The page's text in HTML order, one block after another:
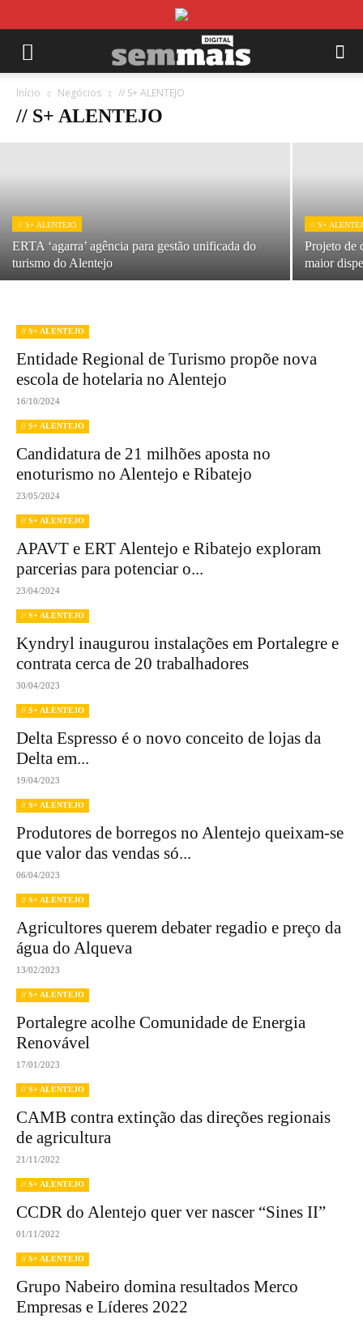
Início Negócios // S+ ALENTEJO
// S+ ALENTEJO
Comissão vitivinícola prevê mais produção
de vinho e alta qualidade no Alentejo
28/07/2026
// S+ ALENTEJO
ERTA ‘agarra’ agência para gestão unificada do
turismo do Alentejo
// S+
Projeto de
maior
// S+ ALENTEJO
Entidade Regional de Turismo propõe nova
escola de hotelaria no Alentejo
16/10/2024
// S+ ALENTEJO
Candidatura de 21 milhões aposta no
enoturismo no Alentejo e Ribatejo
23/05/2024
// S+ ALENTEJO
APAVT e ERT Alentejo e Ribatejo exploram
parcerias para potenciar o...
23/04/2024
// S+ ALENTEJO
Kyndryl inaugurou instalações em Portalegre e
contrata cerca de 20 trabalhadores
30/04/2023
// S+ ALENTEJO
Delta Espresso é o novo conceito de lojas da
Delta em...
19/04/2023
// S+ ALENTEJO
Produtores de borregos no Alentejo queixam-se
que valor das vendas só...
06/04/2023
// S+ ALENTEJO
Agricultores querem debater regadio e preço da
água do Alqueva
13/02/2023
// S+ ALENTEJO
Portalegre acolhe Comunidade de Energia
Renovável
17/01/2023
// S+ ALENTEJO
CAMB contra extinção das direções regionais
de agricultura
21/11/2022
// S+ ALENTEJO
CCDR do Alentejo quer ver nascer “Sines II”
01/11/2022
// S+ ALENTEJO
Grupo Nabeiro domina resultados Merco
Empresas e Líderes 2022